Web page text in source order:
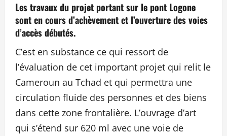
Les travaux du projet portant sur le pont Logone
sont en cours d’achèvement et l’ouverture des voies
d’accès débutés.
C’est en substance ce qui ressort de
l’évaluation de cet important projet qui relit le
Cameroun au Tchad et qui permettra une
circulation fluide des personnes et des biens
dans cette zone frontalière. L’ouvrage d’art
qui s’étend sur 620 ml avec une voie de